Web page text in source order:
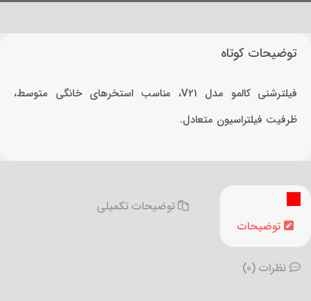
توضیحات کوتاه
فیلترشنی کالمو مدل V21، مناسب استخرهای خانگی متوسط،
ظرفیت فیلتراسیون متعادل.
توضیحات
توضیحات تکمیلی
نظرات (0)